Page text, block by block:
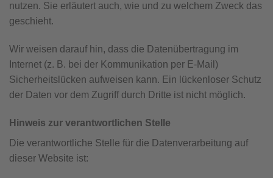
nutzen. Sie erläutert auch, wie und zu welchem Zweck das
geschieht.
Wir weisen darauf hin, dass die Datenübertragung im
Internet (z. B. bei der Kommunikation per E-Mail)
Sicherheitslücken aufweisen kann. Ein lückenloser Schutz
der Daten vor dem Zugriff durch Dritte ist nicht möglich.
Hinweis zur verantwortlichen Stelle
Die verantwortliche Stelle für die Datenverarbeitung auf
dieser Website ist: